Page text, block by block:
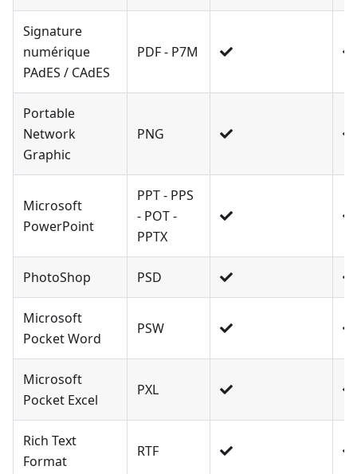
Signature
numérique
PAdES / CAdES
PDF - P7M
Portable
Network
Graphic
PNG
Microsoft
PowerPoint
PPT - PPS
- POT -
PPTX
PhotoShop PSD
Microsoft
Pocket Word
PSW
Microsoft
Pocket Excel
PXL
Rich Text
Format
RTF